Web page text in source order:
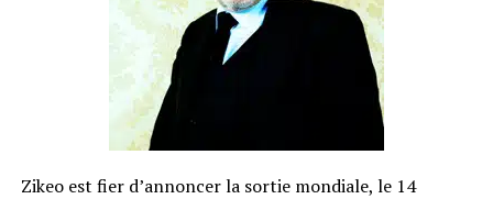
Zikeo est fier d’annoncer la sortie mondiale, le 14